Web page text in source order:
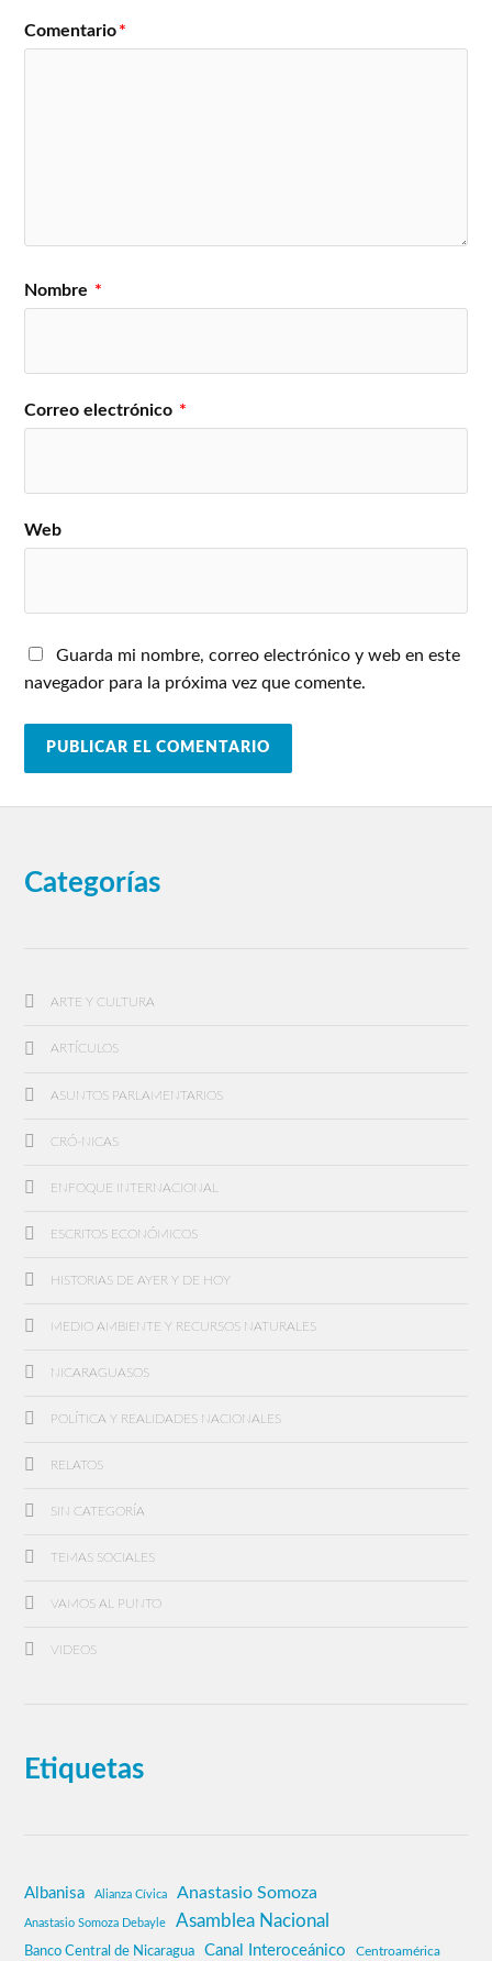
Comentario*
Nombre *
Correo electrónico *
Web
Guarda mi nombre, correo electrónico y web en este
navegador para la próxima vez que comente.
Categorías
ARTE Y CULTURA
ARTÍCULOS
ASUNTOS PARLAMENTARIOS
CRÓ-NICAS
ENFOQUE INTERNACIONAL
ESCRITOS ECONÓMICOS
HISTORIAS DE AYER Y DE HOY
MEDIO AMBIENTE Y RECURSOS NATURALES
NICARAGUASOS
POLÍTICA Y REALIDADES NACIONALES
RELATOS
SIN CATEGORÍA
TEMAS SOCIALES
VAMOS AL PUNTO
VIDEOS
Etiquetas
Albanisa Alianza Cívica Anastasio Somoza
Anastasio Somoza Debayle Asamblea Nacional
Banco Central de Nicaragua Canal Interoceánico Centroamérica